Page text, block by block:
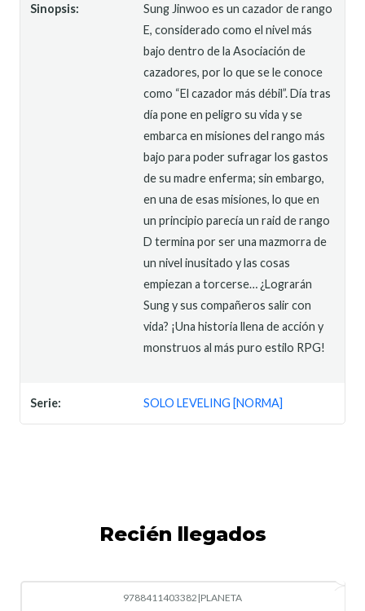
Sinopsis:
Sung Jinwoo es un cazador de rango
E, considerado como el nivel más
bajo dentro de la Asociación de
cazadores, por lo que se le conoce
como “El cazador más débil”. Día tras
día pone en peligro su vida y se
embarca en misiones del rango más
bajo para poder sufragar los gastos
de su madre enferma; sin embargo,
en una de esas misiones, lo que en
un principio parecía un raid de rango
D termina por ser una mazmorra de
un nivel inusitado y las cosas
empiezan a torcerse… ¿Lograrán
Sung y sus compañeros salir con
vida? ¡Una historia llena de acción y
monstruos al más puro estilo RPG!
Serie: SOLO LEVELING [NORMA]
Recién llegados
9788411403382 |PLANETA